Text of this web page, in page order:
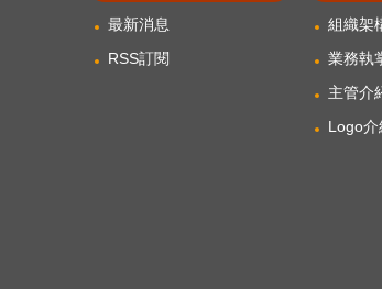
最新消息
RSS訂閱
組織架
業務執
主管介
Logo介